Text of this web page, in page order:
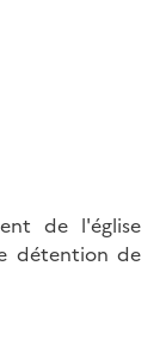
de l'église
détention de